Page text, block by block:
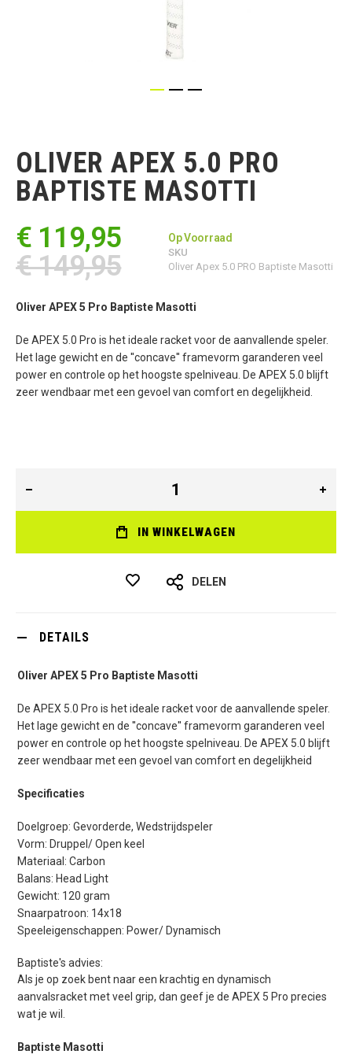
begin
van
de
afbeeldingen-
OLIVER APEX 5.0 PRO
BAPTISTE MASOTTI
€ 119,95
€ 149,95
Op Voorraad
SKU
Oliver Apex 5.0 PRO Baptiste Masotti
Oliver APEX 5 Pro Baptiste Masotti
De APEX 5.0 Pro is het ideale racket voor de aanvallende speler.
Het lage gewicht en de ''concave'' framevorm garanderen veel
power en controle op het hoogste spelniveau. De APEX 5.0 blijft
zeer wendbaar met een gevoel van comfort en degelijkheid.
IN WINKELWAGEN
DELEN
DETAILS
Oliver APEX 5 Pro Baptiste Masotti
De APEX 5.0 Pro is het ideale racket voor de aanvallende speler.
Het lage gewicht en de ''concave'' framevorm garanderen veel
power en controle op het hoogste spelniveau. De APEX 5.0 blijft
zeer wendbaar met een gevoel van comfort en degelijkheid
Specificaties
Doelgroep: Gevorderde, Wedstrijdspeler
Vorm: Druppel/ Open keel
Materiaal: Carbon
Balans: Head Light
Gewicht: 120 gram
Snaarpatroon: 14x18
Speeleigenschappen: Power/ Dynamisch
Baptiste's advies:
Als je op zoek bent naar een krachtig en dynamisch
aanvalsracket met veel grip, dan geef je de APEX 5 Pro precies
wat je wil.
Baptiste Masotti